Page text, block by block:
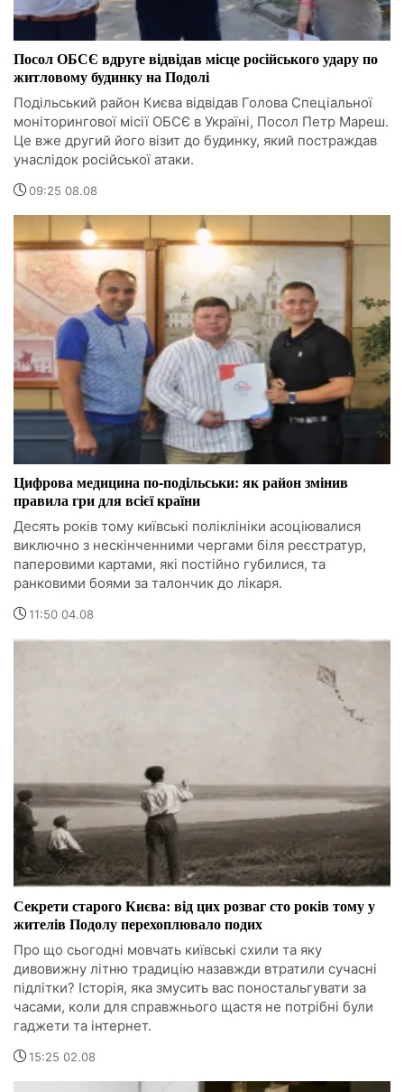
Посол ОБСЄ вдруге відвідав місце російського удару по
житловому будинку на Подолі
Подільський район Києва відвідав Голова Спеціальної
моніторингової місії ОБСЄ в Україні, Посол Петр Мареш.
Це вже другий його візит до будинку, який постраждав
унаслідок російської атаки.
09:25 08.08
Цифрова медицина по-подільськи: як район змінив
правила гри для всієї країни
Десять років тому київські поліклініки асоціювалися
виключно з нескінченними чергами біля реєстратур,
паперовими картами, які постійно губилися, та
ранковими боями за талончик до лікаря.
11:50 04.08
Секрети старого Києва: від цих розваг сто років тому у
жителів Подолу перехоплювало подих
Про що сьогодні мовчать київські схили та яку
дивовижну літню традицію назавжди втратили сучасні
підлітки? Історія, яка змусить вас поностальгувати за
часами, коли для справжнього щастя не потрібні були
гаджети та інтернет.
15:25 02.08